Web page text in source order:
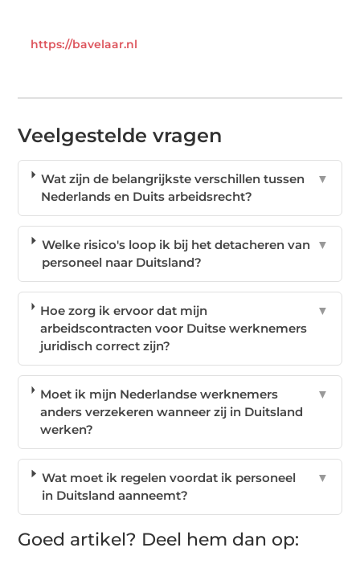
https://bavelaar.nl
Veelgestelde vragen
Wat zijn de belangrijkste verschillen tussen
Nederlands en Duits arbeidsrecht?
▼
Welke risico's loop ik bij het detacheren van
personeel naar Duitsland?
▼
Hoe zorg ik ervoor dat mijn
arbeidscontracten voor Duitse werknemers
juridisch correct zijn?
▼
Moet ik mijn Nederlandse werknemers
anders verzekeren wanneer zij in Duitsland
werken?
▼
Wat moet ik regelen voordat ik personeel
in Duitsland aanneemt?
▼
Goed artikel? Deel hem dan op: